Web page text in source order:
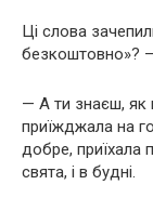
Ці слова
безкоштовно»?
— А ти знаєш, як
приїжджала на
добре, приїхала
свята, і в будні.